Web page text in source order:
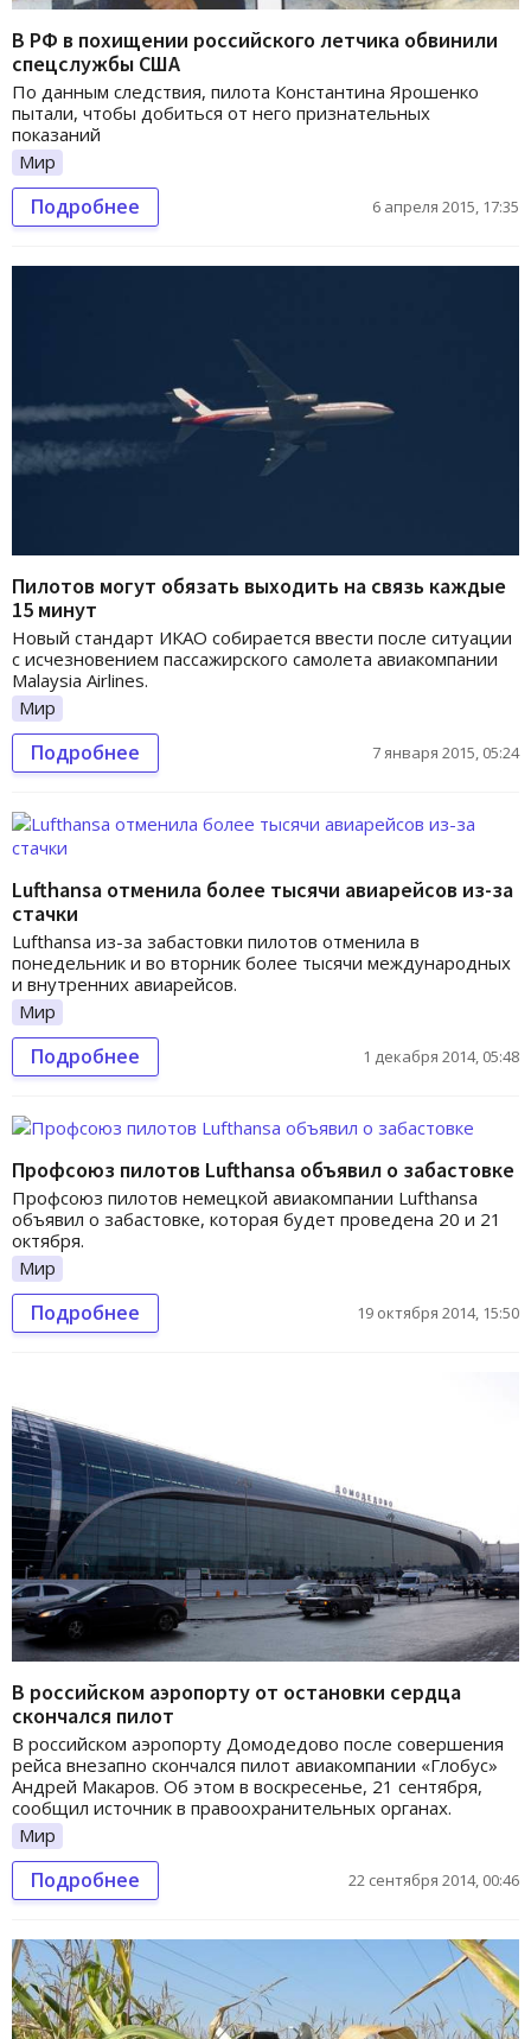
В РФ в похищении российского летчика обвинили
спецслужбы США
По данным следствия, пилота Константина Ярошенко
пытали, чтобы добиться от него признательных
показаний
Мир
Подробнее 6 апреля 2015, 17:35
Пилотов могут обязать выходить на связь каждые
15 минут
Новый стандарт ИКАО собирается ввести после ситуации
с исчезновением пассажирского самолета авиакомпании
Malaysia Airlines.
Мир
Подробнее 7 января 2015, 05:24
Lufthansa отменила более тысячи авиарейсов из-за
стачки
Lufthansa из-за забастовки пилотов отменила в
понедельник и во вторник более тысячи международных
и внутренних авиарейсов.
Мир
Подробнее 1 декабря 2014, 05:48
Профсоюз пилотов Lufthansa объявил о забастовке
Профсоюз пилотов немецкой авиакомпании Lufthansa
объявил о забастовке, которая будет проведена 20 и 21
октября.
Мир
Подробнее 19 октября 2014, 15:50
В российском аэропорту от остановки сердца
скончался пилот
В российском аэропорту Домодедово после совершения
рейса внезапно скончался пилот авиакомпании «Глобус»
Андрей Макаров. Об этом в воскресенье, 21 сентября,
сообщил источник в правоохранительных органах.
Мир
Подробнее 22 сентября 2014, 00:46